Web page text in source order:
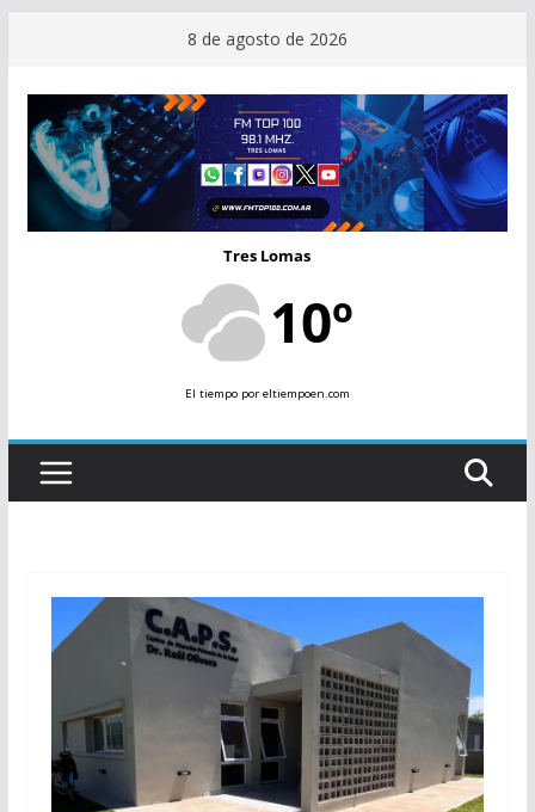
contenido
8 de agosto de 2026
Tres Lomas
10º
El tiempopor eltiempoen.com